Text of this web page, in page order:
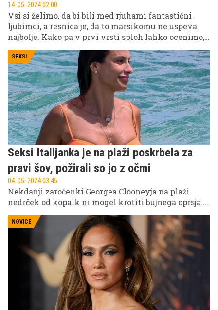
14. 05. 2024 02.00
Vsi si želimo, da bi bili med rjuhami fantastični
ljubimci, a resnica je, da to marsikomu ne uspeva
najbolje. Kako pa v prvi vrsti sploh lahko ocenimo,
izjemno subjektivno oceno? Konec koncev ima
vsak svoje želje, in kar ustreza enemu, je lahko
povsem neugodno drugemu. Vseeno pa obstaja
nekaj lastnosti, ki so skupne vsem, ki slovijo kot
dobri ljubimci. Najdete jih v nadaljevanju.
SEKSI
Seksi Italijanka je na plaži poskrbela za
pravi šov, požirali so jo z očmi
04. 05. 2024 03.45
Nekdanji zaročenki Georgea Clooneyja na plaži
nedrček od kopalk ni mogel krotiti bujnega oprsja ...
NOVICE